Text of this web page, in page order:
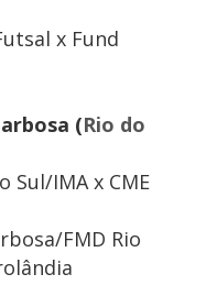
x Fund
(Rio do
Sul/IMA x CME
FMD Rio